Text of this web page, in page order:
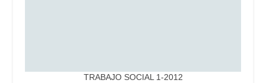
TRABAJO SOCIAL 1-2012